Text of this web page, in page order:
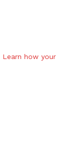
Learn how your